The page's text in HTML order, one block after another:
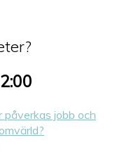
påverkas jobb och